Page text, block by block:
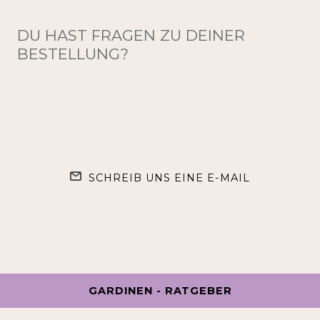
DU HAST FRAGEN ZU DEINER
BESTELLUNG?
SCHREIB UNS EINE E-MAIL
GARDINEN - RATGEBER